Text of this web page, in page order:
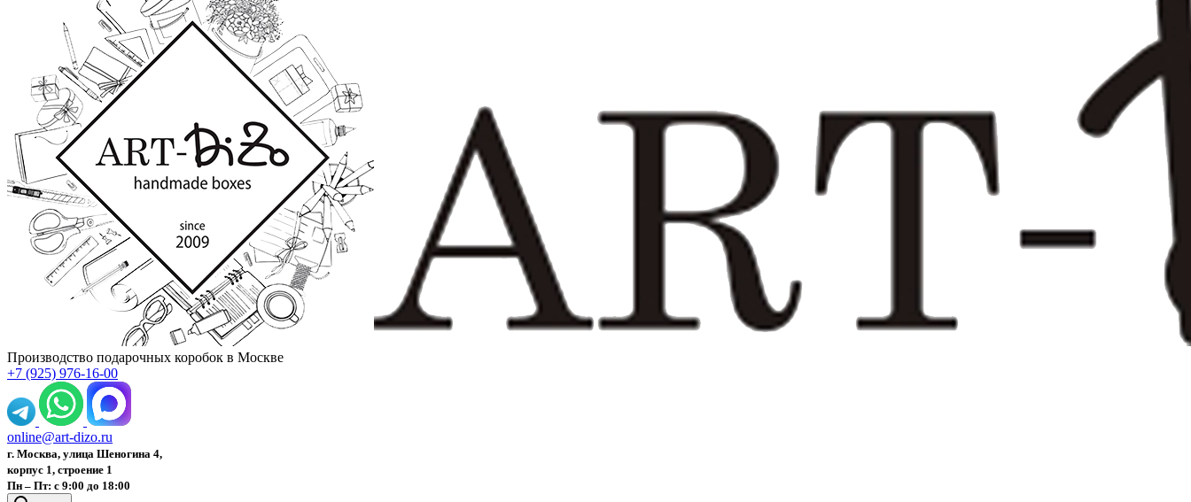
Производство подарочных коробок в Москве
+7 (925) 976-16-00
online@art-dizo.ru
г. Москва, улица Шеногина 4,
корпус 1, строение 1
Пн – Пт: с 9:00 до 18:00